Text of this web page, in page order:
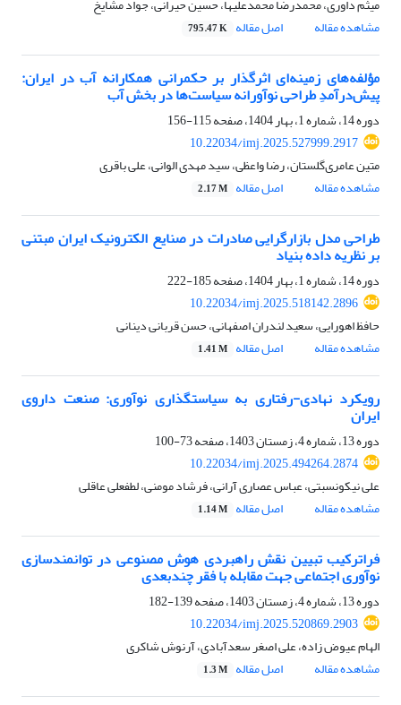
میثم داوری، محمدرضا محمدعلیها، حسین حیرانی، جواد مشایخ
مشاهده مقاله
اصل مقاله 795.47 K
مؤلفه‌های زمینه‌ای اثرگذار بر حکمرانی همکارانه آب در ایران:
پیش‌درآمدِ طراحی نوآورانه سیاست‌ها در بخش آب
دوره 14، شماره 1، بهار 1404، صفحه
115-156
10.22034/imj.2025.527999.2917
متین عامری‌گلستان، رضا واعظی، سید مهدی الوانی، علی باقری
مشاهده مقاله
اصل مقاله 2.17 M
طراحی مدل بازارگرایی صادرات در صنایع الکترونیک ایران مبتنی
بر نظریه داده بنیاد
دوره 14، شماره 1، بهار 1404، صفحه
185-222
10.22034/imj.2025.518142.2896
حافظ اهورایی، سعید لندران اصفهانی، حسن قربانی دینانی
مشاهده مقاله
اصل مقاله 1.41 M
رویکرد نهادی-رفتاری به سیاستگذاری نوآوری: صنعت داروی
ایران
دوره 13، شماره 4، زمستان 1403، صفحه
73-100
10.22034/imj.2025.494264.2874
علی نیکونسبتی، عباس عصاری آرانی، فرشاد مومنی، لطفعلی عاقلی
مشاهده مقاله
اصل مقاله 1.14 M
فراترکیب تبیین نقش راهبردی هوش مصنوعی در توانمندسازی
نوآوری اجتماعی جهت مقابله با فقر چندبعدی
دوره 13، شماره 4، زمستان 1403، صفحه
139-182
10.22034/imj.2025.520869.2903
الهام عیوض زاده، علی اصغر سعدآبادی، آرنوش شاکری
مشاهده مقاله
اصل مقاله 1.3 M